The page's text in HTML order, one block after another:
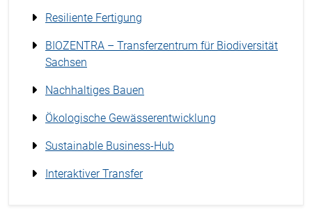
Resiliente Fertigung
BIOZENTRA – Transferzentrum für Biodiversität
Sachsen
Nachhaltiges Bauen
Ökologische Gewässerentwicklung
Sustainable Business-Hub
Interaktiver Transfer